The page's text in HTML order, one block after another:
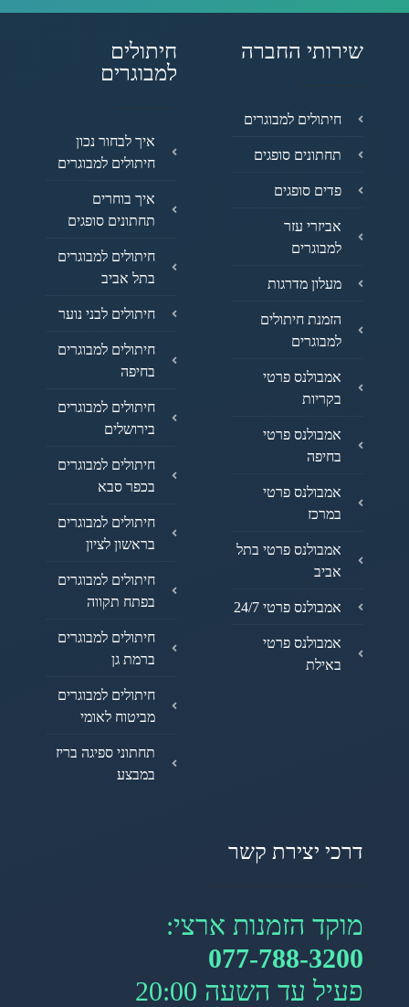
שירותי החברה
חיתולים למבוגרים
תחתונים סופגים
פדים סופגים
אביזרי עזר
למבוגרים
מעלון מדרגות
הזמנת חיתולים
למבוגרים
אמבולנס פרטי
בקריות
אמבולנס פרטי
בחיפה
אמבולנס פרטי
במרכז
אמבולנס פרטי בתל
אביב
אמבולנס פרטי 24/7
אמבולנס פרטי
באילת
חיתולים
למבוגרים
איך לבחור נכון
חיתולים למבוגרים
איך בוחרים
תחתונים סופגים
חיתולים למבוגרים
בתל אביב
חיתולים לבני נוער
חיתולים למבוגרים
בחיפה
חיתולים למבוגרים
בירושלים
חיתולים למבוגרים
בכפר סבא
חיתולים למבוגרים
בראשון לציון
חיתולים למבוגרים
בפתח תקווה
חיתולים למבוגרים
ברמת גן
חיתולים למבוגרים
מביטוח לאומי
תחתוני ספיגה בריז
במבצע
דרכי יצירת קשר
מוקד הזמנות ארצי:
077-788-3200
פעיל עד השעה 20:00